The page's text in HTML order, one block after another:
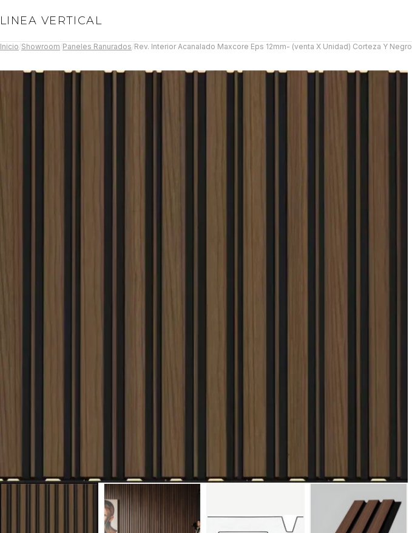
LINEA VERTICAL
Inicio Showroom Paneles Ranurados Rev. Interior Acanalado Maxcore Eps 12mm- (venta X Unidad) Corteza Y Negro